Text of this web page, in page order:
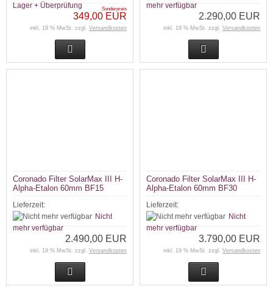
Lager + Überprüfung
Sonderpreis
349,00 EUR
inkl. 19 % MwSt. zzgl. Versandkosten
mehr verfügbar
2.290,00 EUR
inkl. 19 % MwSt. zzgl. Versandkosten
Coronado Filter SolarMax III H-
Alpha-Etalon 60mm BF15
Lieferzeit:
Nicht
mehr verfügbar
2.490,00 EUR
inkl. 19 % MwSt. zzgl. Versandkosten
Coronado Filter SolarMax III H-
Alpha-Etalon 60mm BF30
Lieferzeit:
Nicht
mehr verfügbar
3.790,00 EUR
inkl. 19 % MwSt. zzgl. Versandkosten